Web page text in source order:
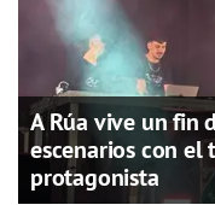
A Rúa vive un fin
escenarios con
protagonista